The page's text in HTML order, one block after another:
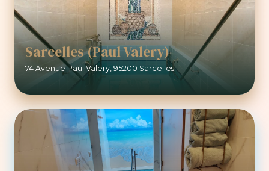
Sarcelles (Paul Valery)
74 Avenue Paul Valery, 95200 Sarcelles